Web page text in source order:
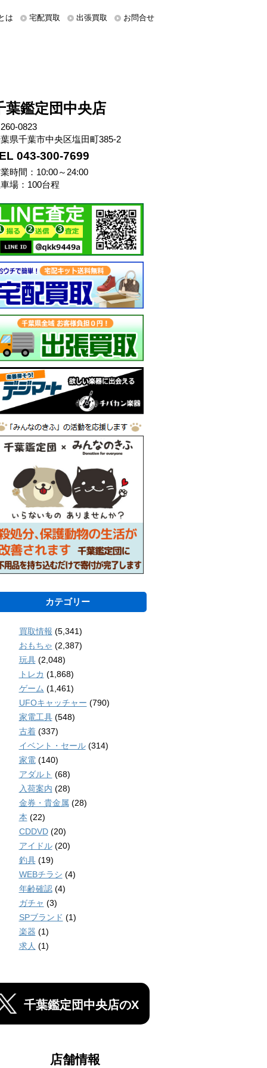
は 宅配買取 出張買取 お問合せ
葉鑑定団中央店
0823
県千葉市中央区塩田町385-2
043-300-7699
時間：10:00～24:00
場：100台程
カテゴリー
買取情報 (5,341)
おもちゃ (2,387)
玩具(2,048)
トレカ (1,868)
ゲーム (1,461)
UFOキャッチャー (790)
家電工具(548)
古着(337)
イベント・セール(314)
家電(140)
アダルト (68)
入荷案内 (28)
金券・貴金属 (28)
本 (22)
CDDVD(20)
アイドル(20)
釣具(19)
WEBチラシ (4)
年齢確認(4)
ガチャ (3)
SPブランド (1)
楽器 (1)
求人 (1)
千葉鑑定団中央店のX
店舗情報